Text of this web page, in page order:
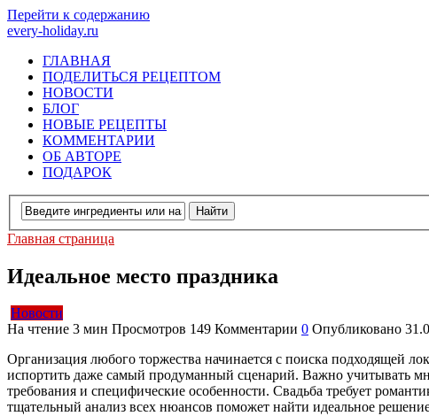
Перейти к содержанию
every-holiday.ru
ГЛАВНАЯ
ПОДЕЛИТЬСЯ РЕЦЕПТОМ
НОВОСТИ
БЛОГ
НОВЫЕ РЕЦЕПТЫ
КОММЕНТАРИИ
ОБ АВТОРЕ
ПОДАРОК
Главная страница
Идеальное место праздника
Новости
На чтение 3 мин Просмотров 149 Комментарии 0 Опубликовано
Организация любого торжества начинается с поиска подходящей
испортить даже самый продуманный сценарий. Важно учитывать
требования и специфические особенности. Свадьба требует
тщательный анализ всех нюансов поможет найти идеальное